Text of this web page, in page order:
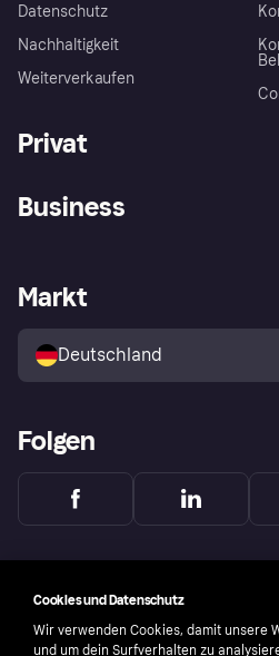
Datenschutz
Nachhaltigkeit
Weiterverkaufen
Privat
Klarna App
Shops entdecken
Käuferschutzrichtlinie
Business
Händlerportal
Markt
Deutschland
Folgen
Cookies und Datenschutz
Wir verwenden Cookies, damit unsere
und um dein Surfverhalten zu